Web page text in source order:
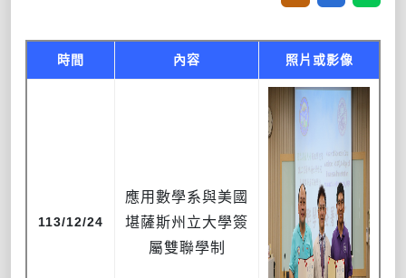
時間 內容 照片或影像
113/12/24
應用數學系與美國
堪薩斯州立大學簽
屬雙聯學制